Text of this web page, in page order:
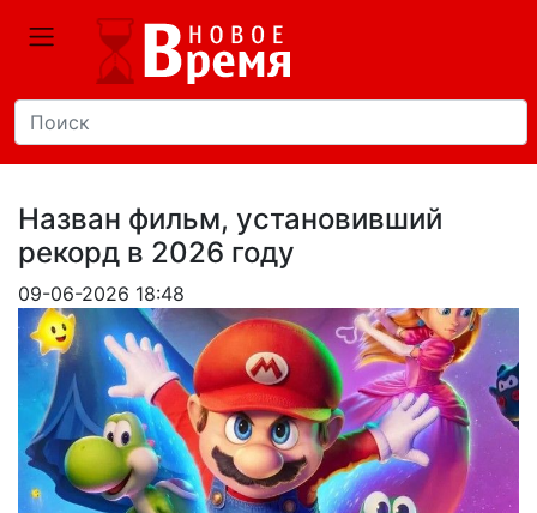
Назван фильм, установивший
рекорд в 2026 году
09-06-2026 18:48